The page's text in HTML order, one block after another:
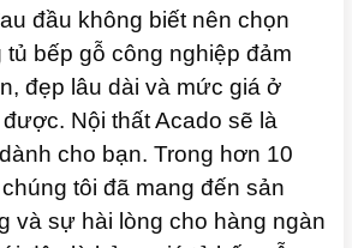
đầu không biết nên chọn
bếp gỗ công nghiệp đảm
đẹp lâu dài và mức giá ở
Nội thất Acado sẽ là
cho bạn. Trong hơn 10
tôi đã mang đến sản
và sự hài lòng cho hàng ngàn